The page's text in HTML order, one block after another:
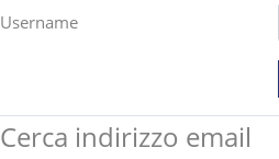
Username
Cerca indirizzo email